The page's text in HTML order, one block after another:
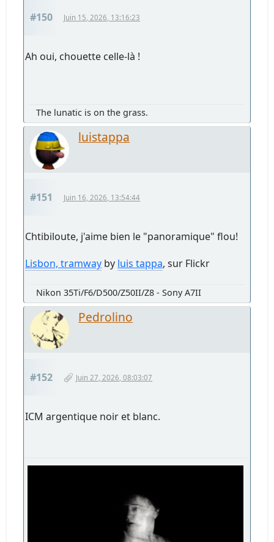
#150 Juin 15, 2026, 13:16:23
Ah oui, chouette celle-là !
The lunatic is on the grass.
luistappa
#151 Juin 16, 2026, 13:54:44
Chtibiloute, j'aime bien le "panoramique" flou!
Lisbon, tramway by luis tappa, sur Flickr
Nikon 35Ti/F6/D500/Z50II/Z8 - Sony A7II
Pedrolino
#152 Juin 27, 2026, 08:03:07
ICM argentique noir et blanc.